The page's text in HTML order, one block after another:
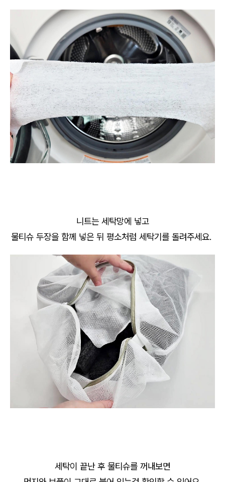
니트는 세탁망에 넣고
물티슈 두장을 함께 넣은 뒤 평소처럼 세탁기를 돌려주세요.
세탁이 끝난 후 물티슈를 꺼내보면